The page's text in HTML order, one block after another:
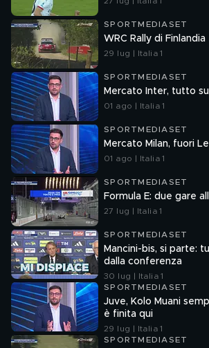
SPORTMEDIASET
WRC Rally di Finlandia
29 lug | Italia 1
SPORTMEDIASET
Mercato Inter, tutto
01 ago | Italia 1
SPORTMEDIASET
Mercato Milan, fuori
01 ago | Italia 1
SPORTMEDIASET
Formula E: due gare
27 lug | Italia 1
SPORTMEDIASET
Mancini-bis, si parte:
dalla conferenza
30 lug | Italia 1
SPORTMEDIASET
Juve, Kolo Muani
è finita qui
29 lug | Italia 1
SPORTMEDIASET